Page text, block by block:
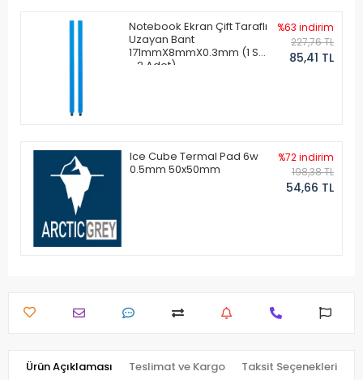
Notebook Ekran Çift Taraflı
Uzayan Bant
171mmX8mmX0.3mm (1 Set
- 2 Adet)
%63 indirim
227,76 TL
85,41 TL
Ice Cube Termal Pad 6w
0.5mm 50x50mm
%72 indirim
198,38 TL
54,66 TL
Ürün Açıklaması Teslimat ve Kargo Taksit Seçenekleri